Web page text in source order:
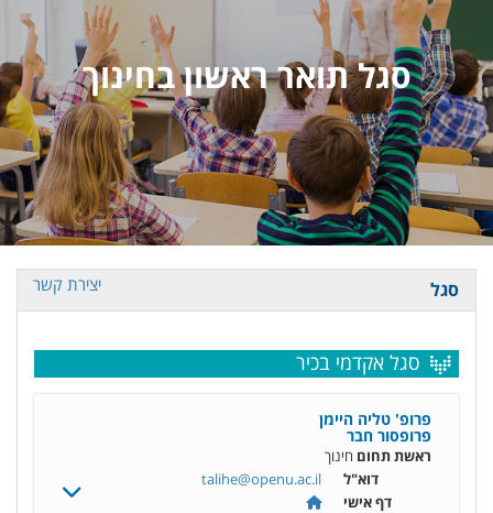
סגל תואר ראשון בחינוך
סגל
סגל אקדמי בכיר
פרופ' טליה היימן
פרופסור חבר
ראשת תחום חינוך
דוא"ל
talihe@openu.ac.il
דף אישי
יצירת קשר